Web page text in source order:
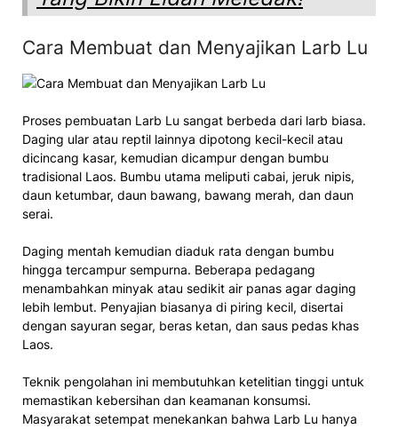
Cara Membuat dan Menyajikan Larb Lu
Proses pembuatan Larb Lu sangat berbeda dari larb biasa.
Daging ular atau reptil lainnya dipotong kecil-kecil atau
dicincang kasar, kemudian dicampur dengan bumbu
tradisional Laos. Bumbu utama meliputi cabai, jeruk nipis,
daun ketumbar, daun bawang, bawang merah, dan daun
serai.
Daging mentah kemudian diaduk rata dengan bumbu
hingga tercampur sempurna. Beberapa pedagang
menambahkan minyak atau sedikit air panas agar daging
lebih lembut. Penyajian biasanya di piring kecil, disertai
dengan sayuran segar, beras ketan, dan saus pedas khas
Laos.
Teknik pengolahan ini membutuhkan ketelitian tinggi untuk
memastikan kebersihan dan keamanan konsumsi.
Masyarakat setempat menekankan bahwa Larb Lu hanya